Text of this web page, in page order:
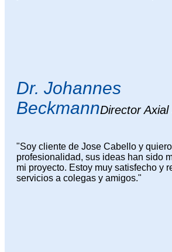
Dr. Johannes
BeckmannDirector Axial
"Soy cliente de Jose Cabello y
profesionalidad, sus ideas han sido
mi proyecto. Estoy muy satisfecho y
servicios a colegas y amigos."